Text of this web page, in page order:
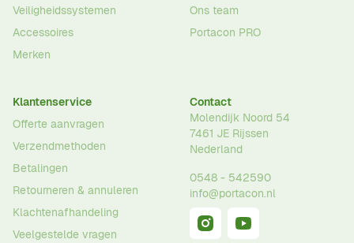
Veiligheidssystemen
Accessoires
Merken
Ons team
Portacon PRO
Klantenservice
Offerte aanvragen
Verzendmethoden
Betalingen
Retourneren & annuleren
Klachtenafhandeling
Veelgestelde vragen
Contact
Molendijk Noord 54
7461 JE Rijssen
Nederland
0548 - 542590
info@portacon.nl